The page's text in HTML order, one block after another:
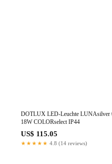
DOTLUX LED-Leuchte LUNAsilver
18W COLORselect IP44
US$ 115.05
★★★★★ 4.8 (14 reviews)